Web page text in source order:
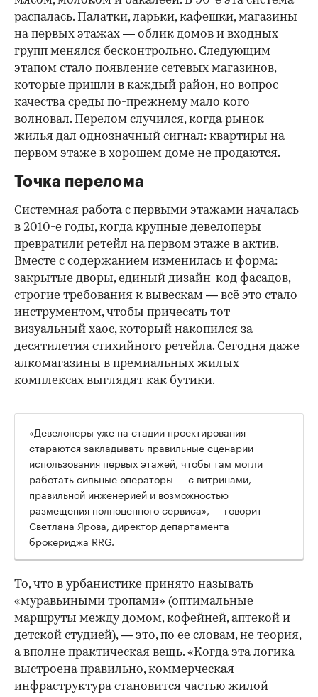
распалась. Палатки, ларьки, кафешки, магазины
на первых этажах — облик домов и входных
групп менялся бесконтрольно. Следующим
этапом стало появление сетевых магазинов,
которые пришли в каждый район, но вопрос
качества среды по-прежнему мало кого
волновал. Перелом случился, когда рынок
жилья дал однозначный сигнал: квартиры на
первом этаже в хорошем доме не продаются.
Точка перелома
Системная работа с первыми этажами началась
в 2010-е годы, когда крупные девелоперы
превратили ретейл на первом этаже в актив.
Вместе с содержанием изменилась и форма:
закрытые дворы, единый дизайн-код фасадов,
строгие требования к вывескам — всё это стало
инструментом, чтобы причесать тот
визуальный хаос, который накопился за
десятилетия стихийного ретейла. Сегодня даже
алкомагазины в премиальных жилых
комплексах выглядят как бутики.
00:00
«Девелоперы уже на стадии проектирования
стараются закладывать правильные сценарии
использования первых этажей, чтобы там могли
работать сильные операторы — с витринами,
правильной инженерией и возможностью
размещения полноценного сервиса», — говорит
Светлана Ярова, директор департамента
брокериджа RRG.
То, что в урбанистике принято называть
«муравьиными тропами» (оптимальные
маршруты между домом, кофейней, аптекой и
детской студией), — это, по ее словам, не теория,
а вполне практическая вещь. «Когда эта логика
выстроена правильно, коммерческая
инфраструктура становится частью жилой